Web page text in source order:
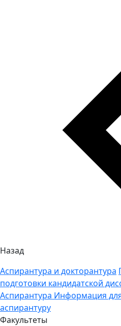
Назад
Аспирантура и докторантура
подготовки кандидатской
Аспирантура Информация
аспирантуру
Факультеты